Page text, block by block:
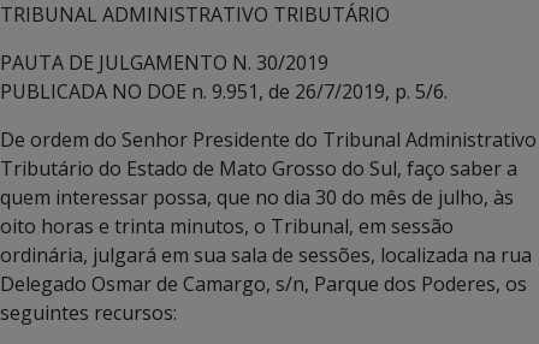
TRIBUNAL ADMINISTRATIVO TRIBUTÁRIO
PAUTA DE JULGAMENTO N. 30/2019
PUBLICADA NO DOE n. 9.951, de 26/7/2019, p. 5/6.
De ordem do Senhor Presidente do Tribunal Administrativo
Tributário do Estado de Mato Grosso do Sul, faço saber a
quem interessar possa, que no dia 30 do mês de julho, às
oito horas e trinta minutos, o Tribunal, em sessão
ordinária, julgará em sua sala de sessões, localizada na rua
Delegado Osmar de Camargo, s/n, Parque dos Poderes, os
seguintes recursos: